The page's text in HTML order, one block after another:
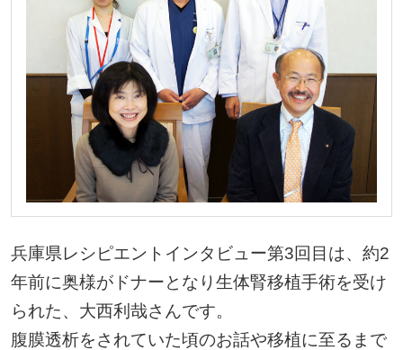
兵庫県レシピエントインタビュー第3回目は、約2
年前に奥様がドナーとなり生体腎移植手術を受け
られた、大西利哉さんです。
腹膜透析をされていた頃のお話や移植に至るまで